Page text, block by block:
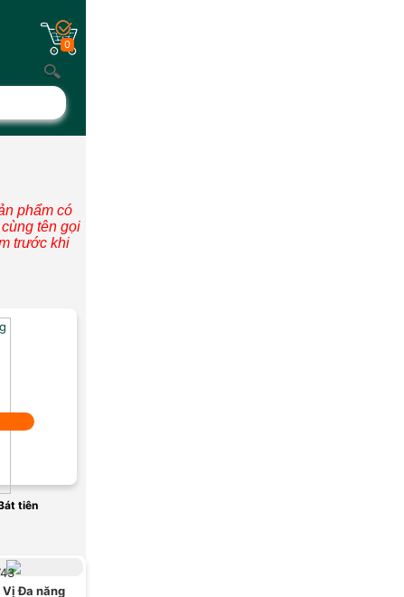
0
phẩm có
tên gọi
trước khi
tiên
Vị Đa năng